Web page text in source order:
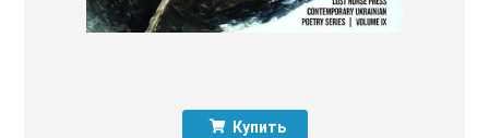
Купить